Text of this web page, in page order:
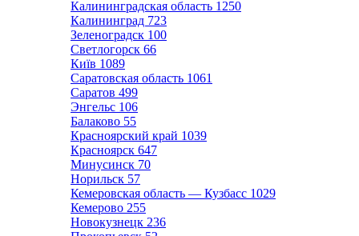
Калининградская область 1250
Калининград 723
Зеленоградск 100
Светлогорск 66
Київ 1089
Саратовская область 1061
Саратов 499
Энгельс 106
Балаково 55
Красноярский край 1039
Красноярск 647
Минусинск 70
Норильск 57
Кемеровская область — Кузбасс 1029
Кемерово 255
Новокузнецк 236